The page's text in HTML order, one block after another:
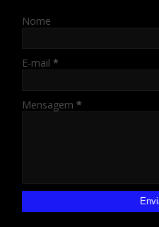
Nome
E-mail *
Mensagem *